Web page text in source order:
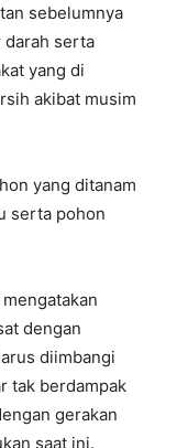
sebelumnya
darah serta
yang di
akibat musim
yang ditanam
serta pohon
dengan
diimbangi
tak berdampak
gerakan
saat ini.